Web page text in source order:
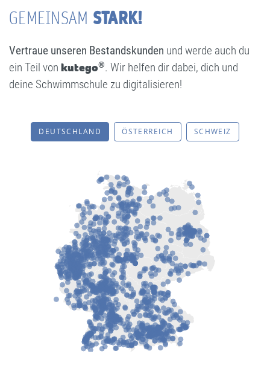
GEMEINSAM STARK!
Vertraue unseren Bestandskunden und werde auch du
ein Teil von kutego®. Wir helfen dir dabei, dich und
deine Schwimmschule zu digitalisieren!
DEUTSCHLAND ÖSTERREICH SCHWEIZ